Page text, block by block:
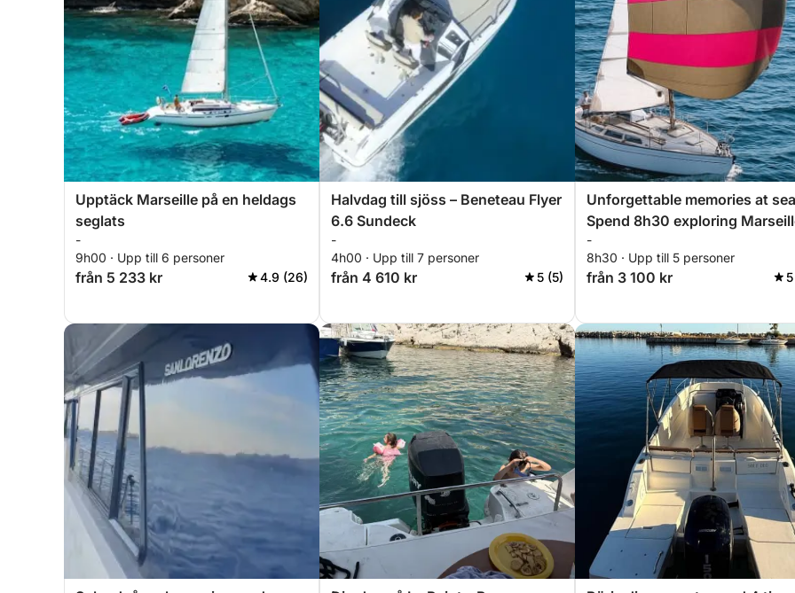
Upptäck Marseille på en heldags
seglats
-
9h00 · Upp till 6 personer
från 5 233 kr 4.9 (26)
Halvdag till sjöss – Beneteau Flyer
6.6 Sundeck
-
4h00 · Upp till 7 personer
från 4 610 kr 5 (5)
Unforgettable memories at
Spend 8h30 exploring
-
8h30 · Upp till 5 personer
från 3 100 kr